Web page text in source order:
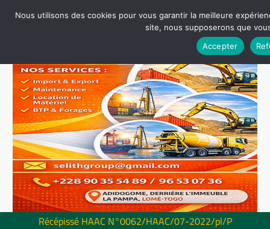
Récépissé HAAC N°0062/HAAC/07-2022/pl/P
Nous utilisons des cookies pour vous garantir la meilleure
site, nous supposerons que
Accepter